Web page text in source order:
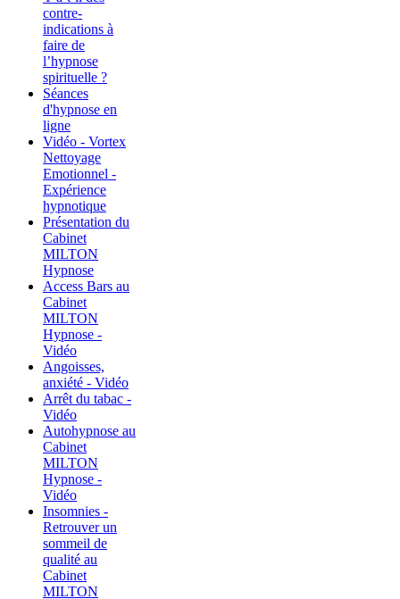
contre-
indications à
faire de
l’hypnose
spirituelle ?
Séances
d'hypnose en
ligne
Vidéo - Vortex
Nettoyage
Emotionnel -
Expérience
hypnotique
Présentation du
Cabinet
MILTON
Hypnose
Access Bars au
Cabinet
MILTON
Hypnose -
Vidéo
Angoisses,
anxiété - Vidéo
Arrêt du tabac -
Vidéo
Autohypnose au
Cabinet
MILTON
Hypnose -
Vidéo
Insomnies -
Retrouver un
sommeil de
qualité au
Cabinet
MILTON